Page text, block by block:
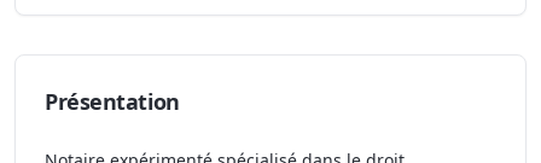
Présentation